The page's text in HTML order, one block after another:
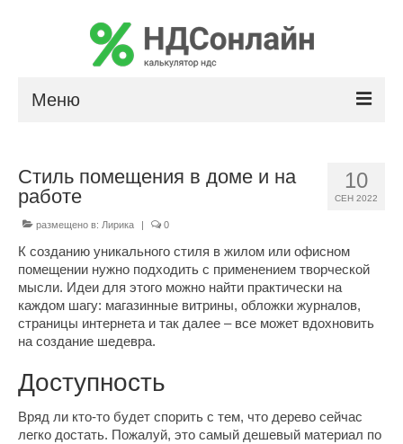
Меню
Сумма прописью
Калькулятор сальдо по лизингу
10
СЕН 2022
Стиль помещения в доме и на
работе
размещено в: Лирика | 0
К созданию уникального стиля в жилом или офисном
помещении нужно подходить с применением творческой
мысли. Идеи для этого можно найти практически на
каждом шагу: магазинные витрины, обложки журналов,
страницы интернета и так далее – все может вдохновить
на создание шедевра.
Доступность
Вряд ли кто-то будет спорить с тем, что дерево сейчас
легко достать. Пожалуй, это самый дешевый материал по